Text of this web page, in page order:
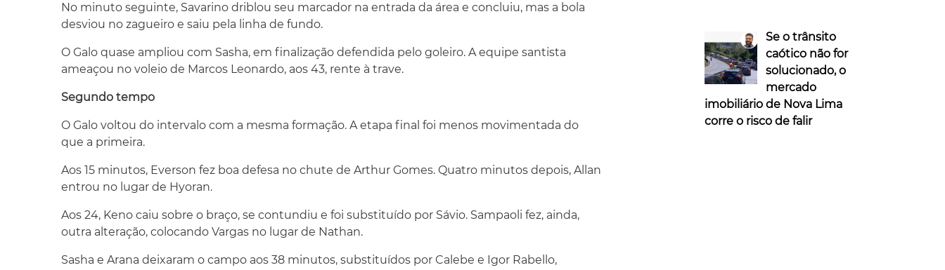
No minuto seguinte, Savarino driblou seu marcador na entrada da área e concluiu, mas a bola
desviou no zagueiro e saiu pela linha de fundo.
O Galo quase ampliou com Sasha, em finalização defendida pelo goleiro. A equipe santista
ameaçou no voleio de Marcos Leonardo, aos 43, rente à trave.
Segundo tempo
O Galo voltou do intervalo com a mesma formação. A etapa final foi menos movimentada do
que a primeira.
Aos 15 minutos, Everson fez boa defesa no chute de Arthur Gomes. Quatro minutos depois, Allan
entrou no lugar de Hyoran.
Aos 24, Keno caiu sobre o braço, se contundiu e foi substituído por Sávio. Sampaoli fez, ainda,
outra alteração, colocando Vargas no lugar de Nathan.
Sasha e Arana deixaram o campo aos 38 minutos, substituídos por Calebe e Igor Rabello,
Se o trânsito
caótico não for
solucionado, o
mercado
imobiliário de Nova Lima
corre o risco de falir